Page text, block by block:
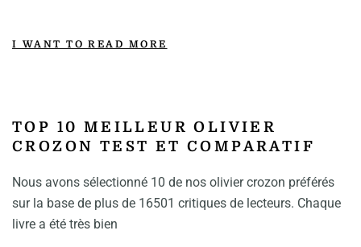
I WANT TO READ MORE
TOP 10 MEILLEUR OLIVIER
CROZON TEST ET COMPARATIF
Nous avons sélectionné 10 de nos olivier crozon préférés
sur la base de plus de 16501 critiques de lecteurs. Chaque
livre a été très bien